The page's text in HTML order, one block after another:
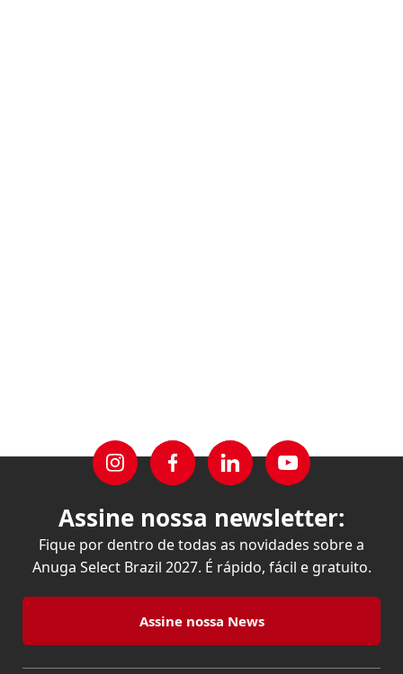
Assine nossa newsletter:
Fique por dentro de todas as novidades sobre a
Anuga Select Brazil 2027. É rápido, fácil e gratuito.
Assine nossa News